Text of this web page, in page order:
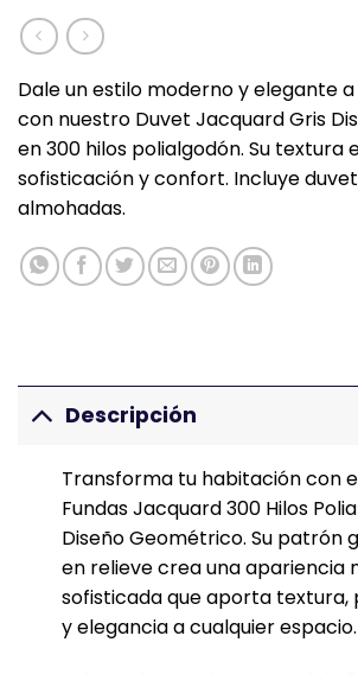
Dale un estilo moderno y elegante
con nuestro Duvet Jacquard Gris
en 300 hilos polialgodón. Su textura
sofisticación y confort. Incluye
almohadas.
Descripción
Transforma tu habitación con
Fundas Jacquard 300 Hilos
Diseño Geométrico. Su patrón
en relieve crea una apariencia
sofisticada que aporta textura,
y elegancia a cualquier espacio.